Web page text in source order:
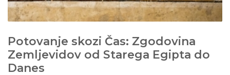
Potovanje skozi Čas: Zgodovina
Zemljevidov od Starega Egipta do
Danes